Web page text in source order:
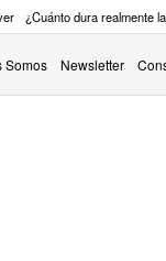
¿Cuánto dura realmente
Somos Newsletter